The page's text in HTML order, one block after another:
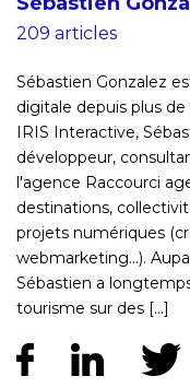
209 articles
Sébastien Gonzalez
digitale depuis plus de
IRIS Interactive,
développeur,
l'agence Raccourci
destinations,
projets numériques
webmarketing...).
Sébastien a
tourisme sur des [...]